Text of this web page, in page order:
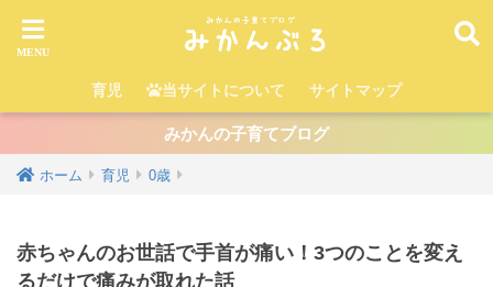
育児 当サイトについて サイトマップ
みかんの子育てブログ
ホーム 育児 0歳
赤ちゃんのお世話で手首が痛い！3つのことを変え
るだけで痛みが取れた話